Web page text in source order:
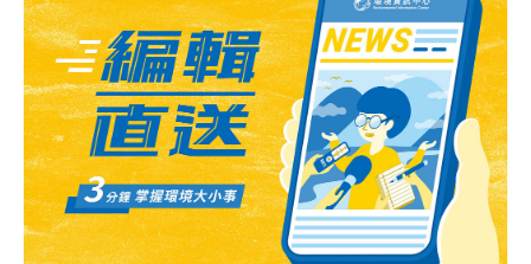
禁止使用。2015年三月份，世界衛生組織轄下的國際癌症
研究署（IARC）將孟山都（Monsanto）的明星商品除草
劑嘉磷塞（Glyphosate）列入第二級的「可能有致癌風
險」（"possibly carcinogenic to humans."）。